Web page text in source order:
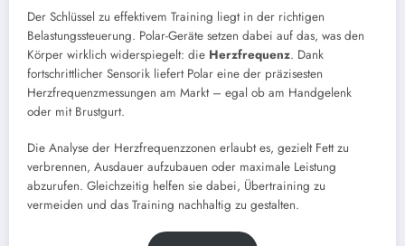
Der Schlüssel zu effektivem Training liegt in der richtigen
Belastungssteuerung. Polar-Geräte setzen dabei auf das, was den
Körper wirklich widerspiegelt: die Herzfrequenz. Dank
fortschrittlicher Sensorik liefert Polar eine der präzisesten
Herzfrequenzmessungen am Markt – egal ob am Handgelenk
oder mit Brustgurt.
Die Analyse der Herzfrequenzzonen erlaubt es, gezielt Fett zu
verbrennen, Ausdauer aufzubauen oder maximale Leistung
abzurufen. Gleichzeitig helfen sie dabei, Übertraining zu
vermeiden und das Training nachhaltig zu gestalten.